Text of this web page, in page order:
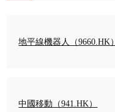
地平線機器人（9660.HK）
中國移動（941.HK）